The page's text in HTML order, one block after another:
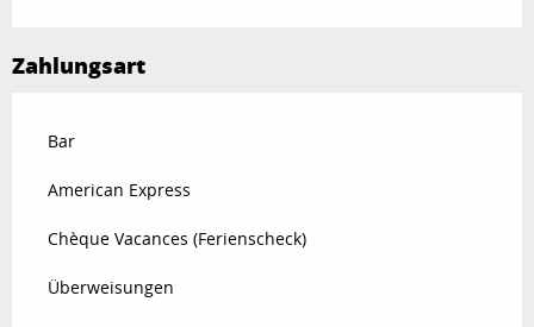
Zahlungsart
Bar
American Express
Chèque Vacances (Ferienscheck)
Überweisungen